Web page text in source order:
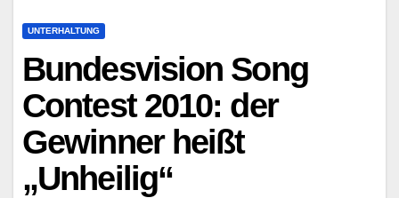
UNTERHALTUNG
Bundesvision Song
Contest 2010: der
Gewinner heißt
„Unheilig“